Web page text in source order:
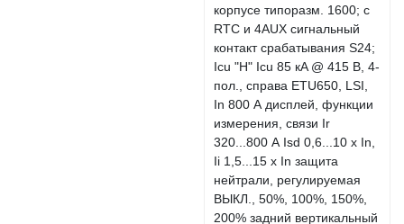
корпусе типоразм. 1600; с
RTC и 4AUX сигнальный
контакт срабатывания S24;
Icu "H" Icu 85 кA @ 415 В, 4-
пол., справа ETU650, LSI,
In 800 А дисплей, функции
измерения, связи Ir
320...800 А Isd 0,6...10 x In,
Ii 1,5...15 x In защита
нейтрали, регулируемая
ВЫКЛ., 50%, 100%, 150%,
200% задний вертикальный